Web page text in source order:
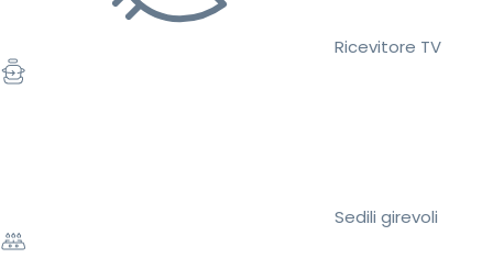
Ricevitore TV
Sedili girevoli